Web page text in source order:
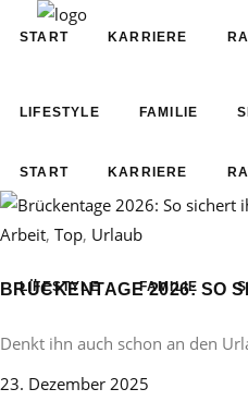
START KARRIERE
LIFESTYLE FAMILIE
START KARRIERE
LIFESTYLE FAMILIE
Arbeit, Top, Urlaub
BRÜCKENTAGE 2026: SO
Denkt ihn auch schon an den
23. Dezember 2025